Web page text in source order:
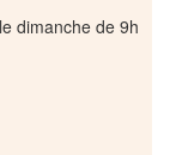
dimanche de 9h